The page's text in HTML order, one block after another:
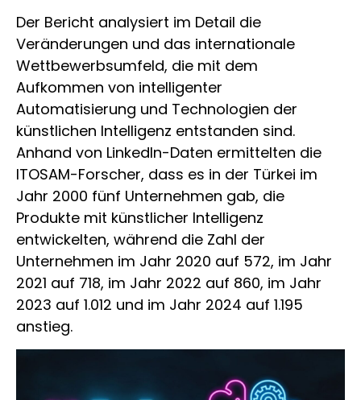
Der Bericht analysiert im Detail die
Veränderungen und das internationale
Wettbewerbsumfeld, die mit dem
Aufkommen von intelligenter
Automatisierung und Technologien der
künstlichen Intelligenz entstanden sind.
Anhand von LinkedIn-Daten ermittelten die
ITOSAM-Forscher, dass es in der Türkei im
Jahr 2000 fünf Unternehmen gab, die
Produkte mit künstlicher Intelligenz
entwickelten, während die Zahl der
Unternehmen im Jahr 2020 auf 572, im Jahr
2021 auf 718, im Jahr 2022 auf 860, im Jahr
2023 auf 1.012 und im Jahr 2024 auf 1.195
anstieg.